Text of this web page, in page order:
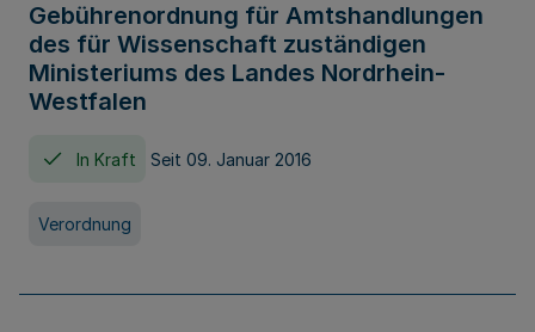
Gebührenordnung für Amtshandlungen
des für Wissenschaft zuständigen
Ministeriums des Landes Nordrhein-
Westfalen
In Kraft Seit 09. Januar 2016
Verordnung